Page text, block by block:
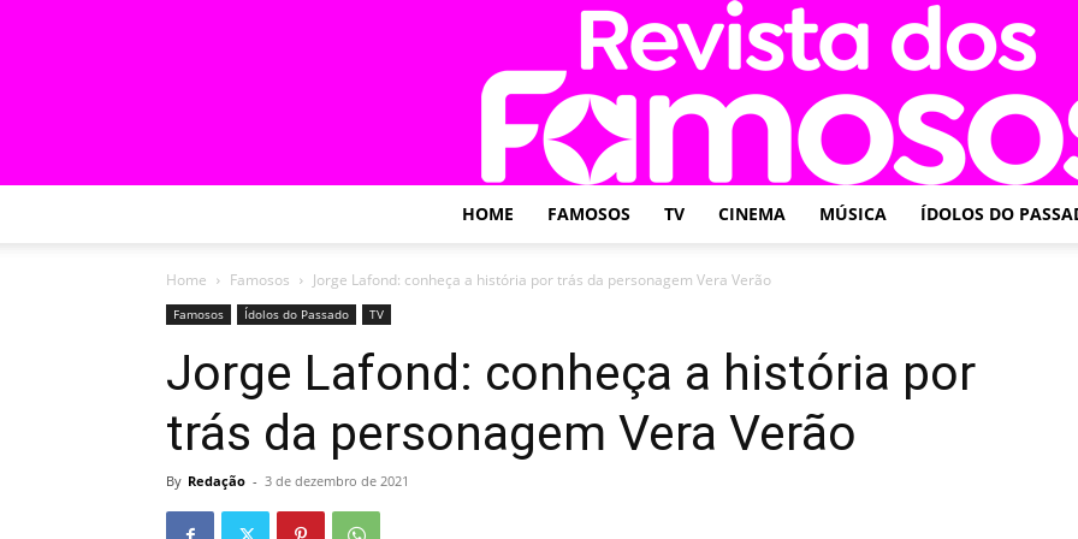
dos
HOME FAMOSOS TV CINEMA MÚSICA ÍDOLOS DO
Home Famosos Jorge Lafond: conheça a história por trás da personagem Vera Verão
Famosos Ídolos do Passado TV
Jorge Lafond: conheça a história por
trás da personagem Vera Verão
By Redação - 3 de dezembro de 2021